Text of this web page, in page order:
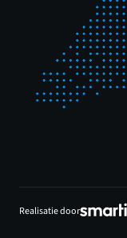
Realisatie door